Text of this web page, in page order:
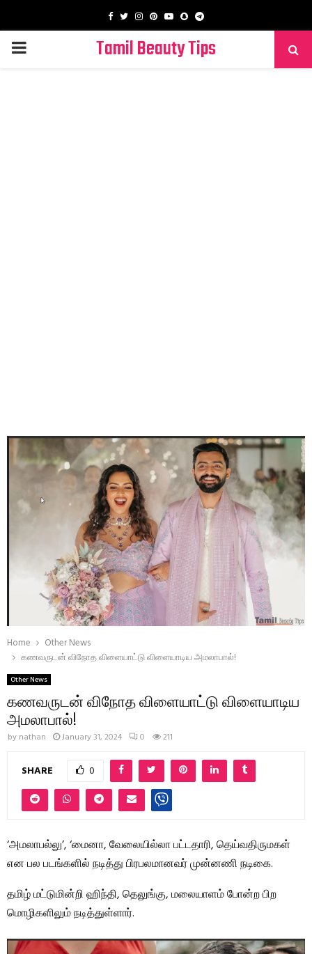
Facebook
TwitterInstagram
PinterestYoutube
SnapchatTelegram
PRIMARY
Tamil Beauty Tips
Home
Other News
கணவருடன் விநோத விளையாட்டு விளையாடிய அமலாபால்!
Other News
கணவருடன் விநோத விளையாட்டு விளையாடிய
அமலாபால்!
by nathan January 31, 2024 0 211
SHARE 0
‘அமலாபல்லு’, ‘மைனா, வேலையில்லா பட்டதாரி, தெய்வதிருமகள்
என பல படங்களில் நடித்து பிரபலமானவர் முன்னணி நடிகை.
தமிழ் மட்டுமின்றி ஹிந்தி, தெலுங்கு, மலையாளம் போன்ற பிற
மொழிகளிலும் நடித்துள்ளார்.